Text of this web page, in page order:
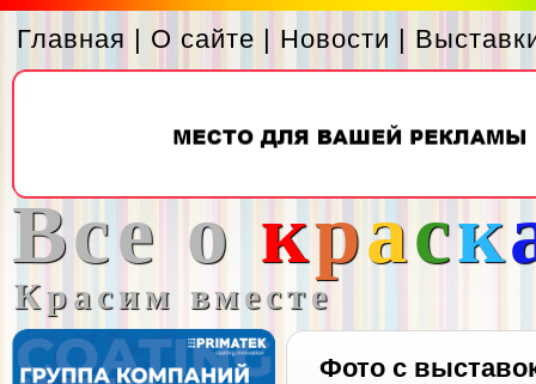
Главная | О сайте | Новости |
Все о краск
Красим вместе
Фото с